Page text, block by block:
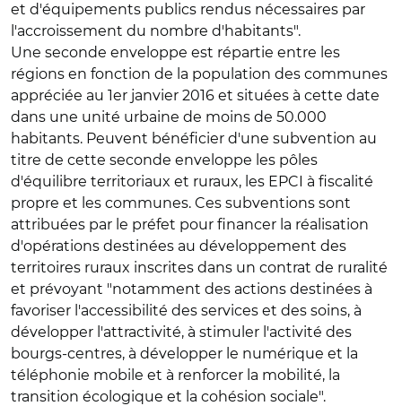
et d'équipements publics rendus nécessaires par
l'accroissement du nombre d'habitants".
Une seconde enveloppe est répartie entre les
régions en fonction de la population des communes
appréciée au 1er janvier 2016 et situées à cette date
dans une unité urbaine de moins de 50.000
habitants. Peuvent bénéficier d'une subvention au
titre de cette seconde enveloppe les pôles
d'équilibre territoriaux et ruraux, les EPCI à fiscalité
propre et les communes. Ces subventions sont
attribuées par le préfet pour financer la réalisation
d'opérations destinées au développement des
territoires ruraux inscrites dans un contrat de ruralité
et prévoyant "notamment des actions destinées à
favoriser l'accessibilité des services et des soins, à
développer l'attractivité, à stimuler l'activité des
bourgs-centres, à développer le numérique et la
téléphonie mobile et à renforcer la mobilité, la
transition écologique et la cohésion sociale".